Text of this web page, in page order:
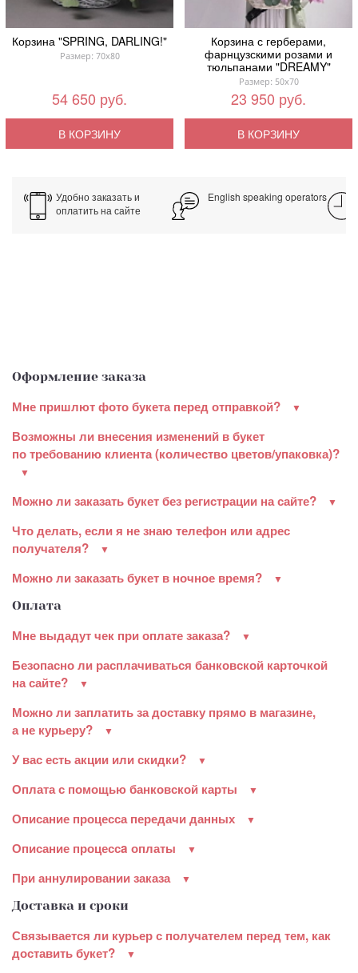
Корзина "SPRING, DARLING!"
Размер: 70x80
54 650 руб.
В КОРЗИНУ
Корзина с герберами,
фарнцузскими розами и
тюльпанами "DREAMY"
Размер: 50x70
23 950 руб.
В КОРЗИНУ
Удобно заказать и
оплатить на сайте
English speaking operators
Оформление заказа
Мне пришлют фото букета перед отправкой?
Возможны ли внесения изменений в букет
по требованию клиента (количество цветов/упаковка)?
Можно ли заказать букет без регистрации на сайте?
Что делать, если я не знаю телефон или адрес
получателя?
Можно ли заказать букет в ночное время?
Оплата
Мне выдадут чек при оплате заказа?
Безопасно ли расплачиваться банковской карточкой
на сайте?
Можно ли заплатить за доставку прямо в магазине,
а не курьеру?
У вас есть акции или скидки?
Оплата с помощью банковской карты
Описание процесса передачи данных
Описание процессa оплаты
При аннулировании заказа
Доставка и сроки
Связывается ли курьер с получателем перед тем, как
доставить букет?